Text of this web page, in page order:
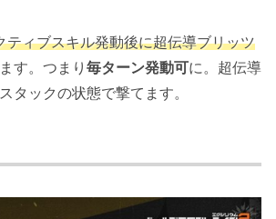
ティブスキル発動後に超伝導ブリッツ
す。つまり 毎ターン発動可に。超伝導
タックの状態で撃てます。